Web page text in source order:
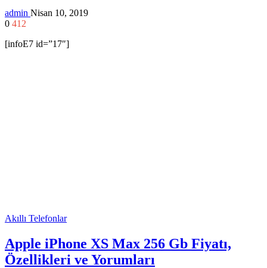
admin Nisan 10, 2019
0 412
[infoE7 id=”17″]
Akıllı Telefonlar
Apple iPhone XS Max 256 Gb Fiyatı,
Özellikleri ve Yorumları